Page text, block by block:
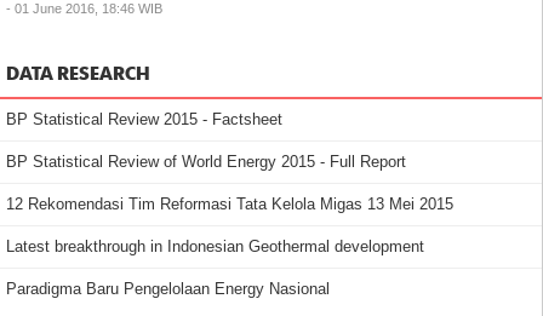
- 01 June 2016, 18:46 WIB
DATA RESEARCH
BP Statistical Review 2015 - Factsheet
BP Statistical Review of World Energy 2015 - Full Report
12 Rekomendasi Tim Reformasi Tata Kelola Migas 13 Mei 2015
Latest breakthrough in Indonesian Geothermal development
Paradigma Baru Pengelolaan Energy Nasional